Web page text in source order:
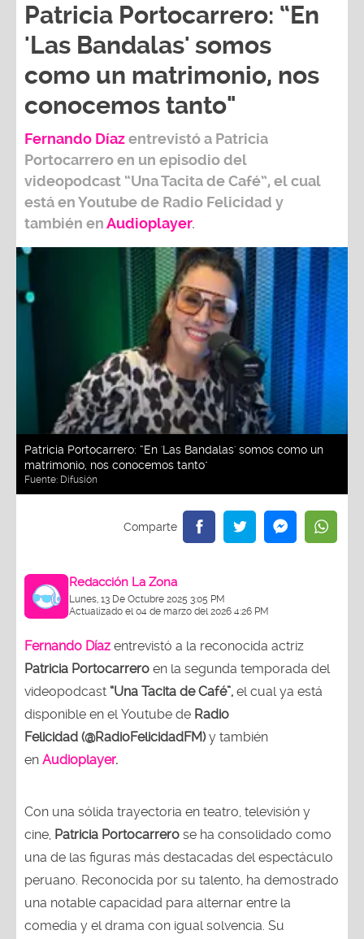
Patricia Portocarrero: “En
'Las Bandalas' somos
como un matrimonio, nos
conocemos tanto"
Fernando Díazentrevistó a Patricia
Portocarreroen un episodio del
videopodcast “Una Tacita de Café”, el cual
está en Youtube de Radio Felicidad y
también enAudioplayer.
Patricia Portocarrero: “En 'Las Bandalas' somos como un
matrimonio, nos conocemos tanto"
Fuente: Difusión
Redacción La Zona
Lunes, 13 De Octubre 2025 3:05 PM
Actualizado el 04 de marzo del 2026 4:26 PM
Fernando Díaz entrevistó a la reconocida actriz
Patricia Portocarrero en la segunda temporada del
videopodcast “Una Tacita de Café”, el cual ya está
disponible en el Youtube de Radio
Felicidad (@RadioFelicidadFM)y también
en Audioplayer.
Con una sólida trayectoria en teatro, televisión y
cine, Patricia Portocarrero se ha consolidado como
una de las figuras más destacadas del espectáculo
peruano. Reconocida por su talento, ha demostrado
una notable capacidad para alternar entre la
comedia y el drama con igual solvencia. Su